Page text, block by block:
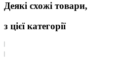
Деякі схожі товари,
з цієї категорії